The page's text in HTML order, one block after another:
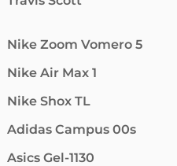
Nike Zoom Vomero 5
Nike Air Max 1
Nike Shox TL
Adidas Campus 00s
Asics Gel-1130